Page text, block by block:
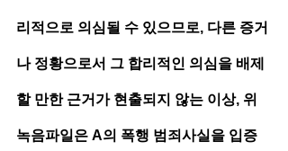
리적으로 의심될 수 있으므로, 다른 증거
나 정황으로서 그 합리적인 의심을 배제
할 만한 근거가 현출되지 않는 이상, 위
녹음파일은 A의 폭행 범죄사실을 입증